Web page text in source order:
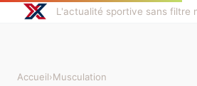
L'actualité sportive sans filtre
Accueil›Musculation